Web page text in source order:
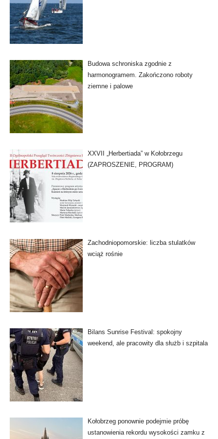
Budowa schroniska zgodnie z
harmonogramem. Zakończono roboty
ziemne i palowe
XXVII „Herbertiada” w Kołobrzegu
(ZAPROSZENIE, PROGRAM)
Zachodniopomorskie: liczba stulatków
wciąż rośnie
Bilans Sunrise Festival: spokojny
weekend, ale pracowity dla służb i szpitala
Kołobrzeg ponownie podejmie próbę
ustanowienia rekordu wysokości zamku z